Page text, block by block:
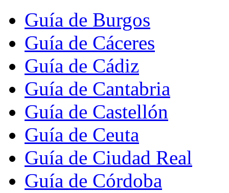
Guía de Burgos
Guía de Cáceres
Guía de Cádiz
Guía de Cantabria
Guía de Castellón
Guía de Ceuta
Guía de Ciudad Real
Guía de Córdoba